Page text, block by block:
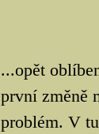
...opět
první změně
problém. V